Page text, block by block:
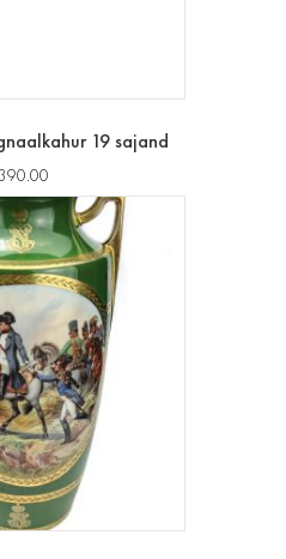
19 sajand